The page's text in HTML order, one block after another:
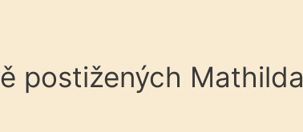
postižených Mathilda